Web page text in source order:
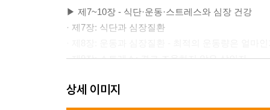
▶ 제7~10장 - 식단·운동·스트레스와 심장 건강
· 제7장: 식단과 심장질환
· 제9장: 스트레스: 결코 조용하지 않은 살인자
▶ 제11~12장 - 예방 계획과 실천
상세 이미지